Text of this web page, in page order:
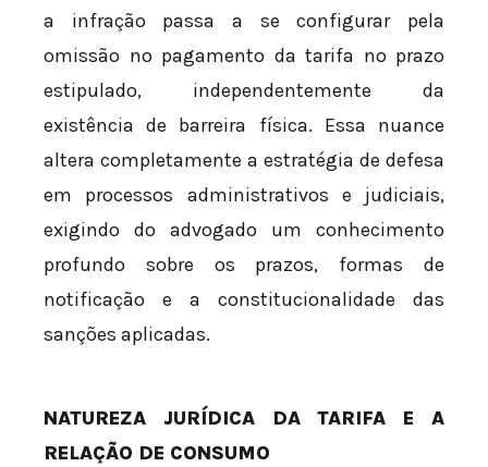
a infração passa a se configurar pela
omissão no pagamento da tarifa no prazo
estipulado, independentemente da
existência de barreira física. Essa nuance
altera completamente a estratégia de defesa
em processos administrativos e judiciais,
exigindo do advogado um conhecimento
profundo sobre os prazos, formas de
notificação e a constitucionalidade das
sanções aplicadas.
NATUREZA JURÍDICA DA TARIFA E A
RELAÇÃO DE CONSUMO